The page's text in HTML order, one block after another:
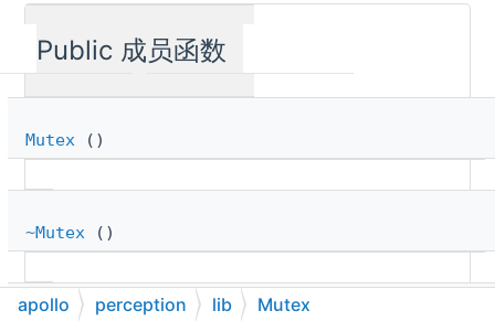
Public 成员函数
Mutex ()
~Mutex ()
void
apollo perception lib Mutex